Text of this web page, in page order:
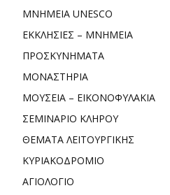
ΜΝΗΜΕΙΑ UNESCO
ΕΚΚΛΗΣΙΕΣ – ΜΝΗΜΕΙΑ
ΠΡΟΣΚΥΝΗΜΑΤΑ
ΜΟΝΑΣΤΗΡΙΑ
ΜΟΥΣΕΙΑ – ΕΙΚΟΝΟΦΥΛΑΚΙΑ
ΣΕΜΙΝΑΡΙΟ ΚΛΗΡΟΥ
ΘΕΜΑΤΑ ΛΕΙΤΟΥΡΓΙΚΗΣ
ΚΥΡΙΑΚΟΔΡΟΜΙΟ
ΑΓΙΟΛΟΓΙΟ